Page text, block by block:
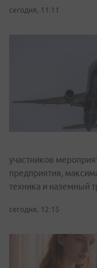
сегодня, 11:11
участников
предприятия,
техника и наземный
сегодня, 12:15